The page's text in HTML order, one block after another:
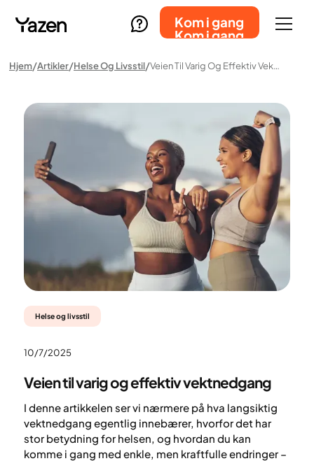
Kom i gang
Kom i gang
Hjem Artikler Helse Og Livsstil Veien Til Varig Og Effektiv Vektnedgang
Helse og livsstil
10/7/2025
Veien til varig og effektiv vektnedgang
I denne artikkelen ser vi nærmere på hva langsiktig
vektnedgang egentlig innebærer, hvorfor det har
stor betydning for helsen, og hvordan du kan
komme i gang med enkle, men kraftfulle endringer –